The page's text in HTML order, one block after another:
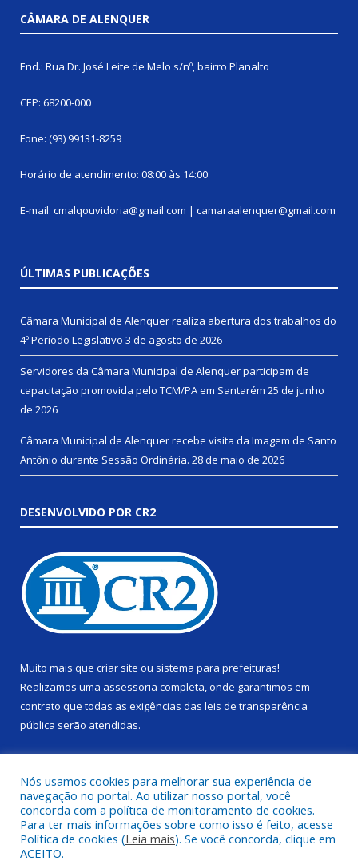
CÂMARA DE ALENQUER
End.: Rua Dr. José Leite de Melo s/nº, bairro Planalto
CEP: 68200-000
Fone: (93) 99131-8259
Horário de atendimento: 08:00 às 14:00
E-mail: cmalqouvidoria@gmail.com | camaraalenquer@gmail.com
ÚLTIMAS PUBLICAÇÕES
Câmara Municipal de Alenquer realiza abertura dos trabalhos do
4º Período Legislativo 3 de agosto de 2026
Servidores da Câmara Municipal de Alenquer participam de
capacitação promovida pelo TCM/PA em Santarém 25 de junho
de 2026
Câmara Municipal de Alenquer recebe visita da Imagem de Santo
Antônio durante Sessão Ordinária. 28 de maio de 2026
DESENVOLVIDO POR CR2
Muito mais que criar site ou sistema para prefeituras!
Realizamos uma assessoria completa, onde garantimos em
contrato que todas as exigências das leis de transparência
pública serão atendidas.
Todos os direitos reservados a Câmara Municipal de Alenquer.
Nós usamos cookies para melhorar sua experiência de
navegação no portal. Ao utilizar nosso portal, você
concorda com a política de monitoramento de cookies.
Para ter mais informações sobre como isso é feito, acesse
Política de cookies (Leia mais). Se você concorda, clique em
ACEITO.